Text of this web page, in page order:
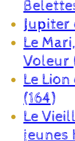
Jupiter
Le
Voleur
Le
(164)
Le
jeunes